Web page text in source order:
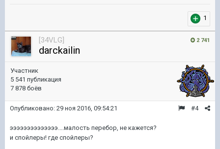
1
2 741
[34VLG]
darckailin
Участник
5 541 публикация
7 878 боёв
#4
Опубликовано: 29 ноя 2016, 09:54:21
ээээээээээээээ....малость перебор, не кажется?
и спойлеры! где спойлеры?